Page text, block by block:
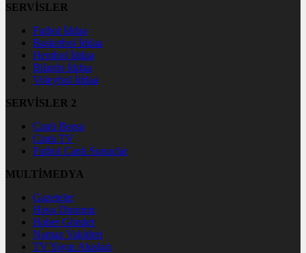
SERVİSLER
Futbol İddaa
Basketbol İddaa
Hentbol İddaa
Bilardo İddaa
Voleybol İddaa
SERVİSLER 2
Canlı Borsa
Canlı TV
Futbol Canlı Sonuçlar
MULTİMEDYA
Gazeteler
Hava Durumu
Haber Gönder
Namaz Vakitleri
TV Yayın Akışları